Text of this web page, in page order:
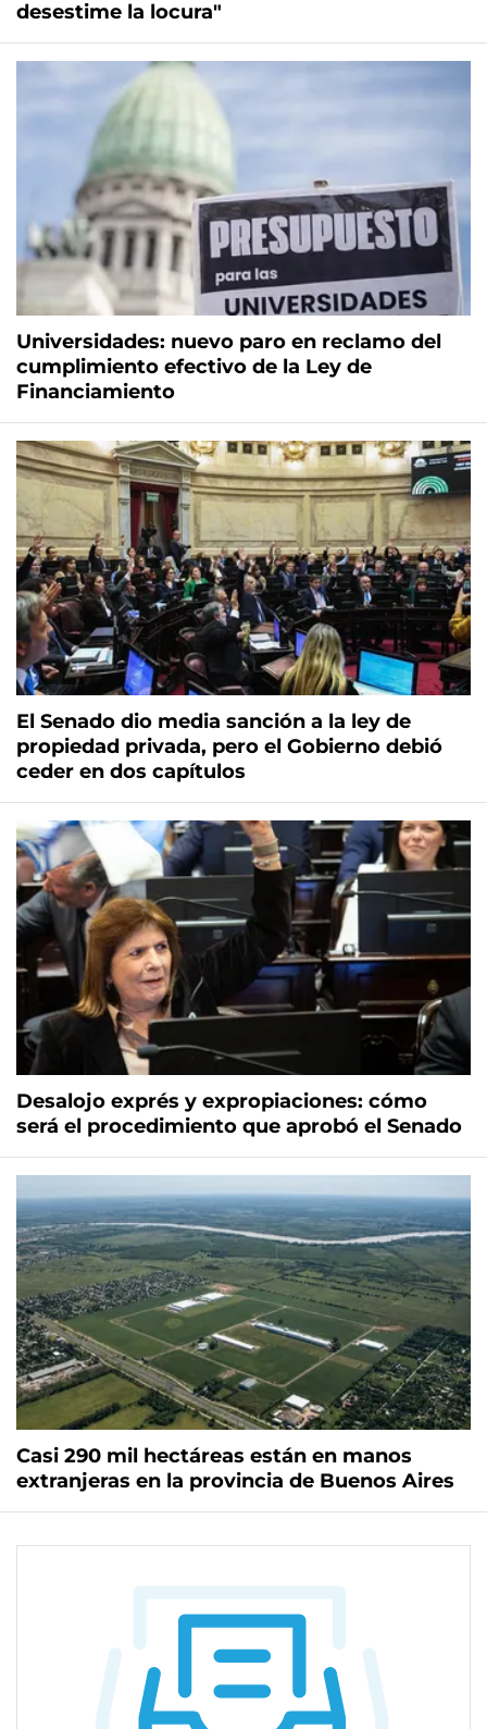
desestime la locura"
Universidades: nuevo paro en reclamo del
cumplimiento efectivo de la Ley de
Financiamiento
El Senado dio media sanción a la ley de
propiedad privada, pero el Gobierno debió
ceder en dos capítulos
Desalojo exprés y expropiaciones: cómo
será el procedimiento que aprobó el Senado
Casi 290 mil hectáreas están en manos
extranjeras en la provincia de Buenos Aires